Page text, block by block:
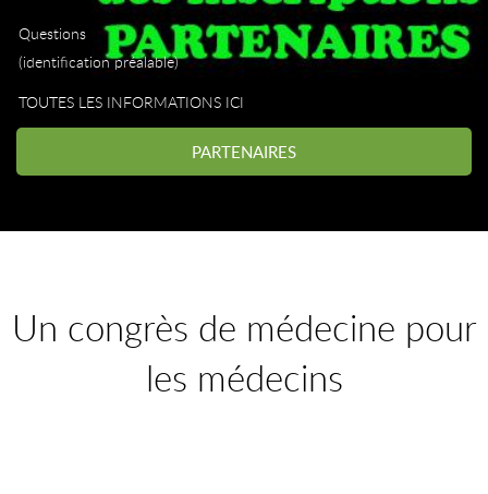
Questions
(identification préalable)
TOUTES LES INFORMATIONS ICI
PARTENAIRES
Un congrès de médecine pour
les médecins